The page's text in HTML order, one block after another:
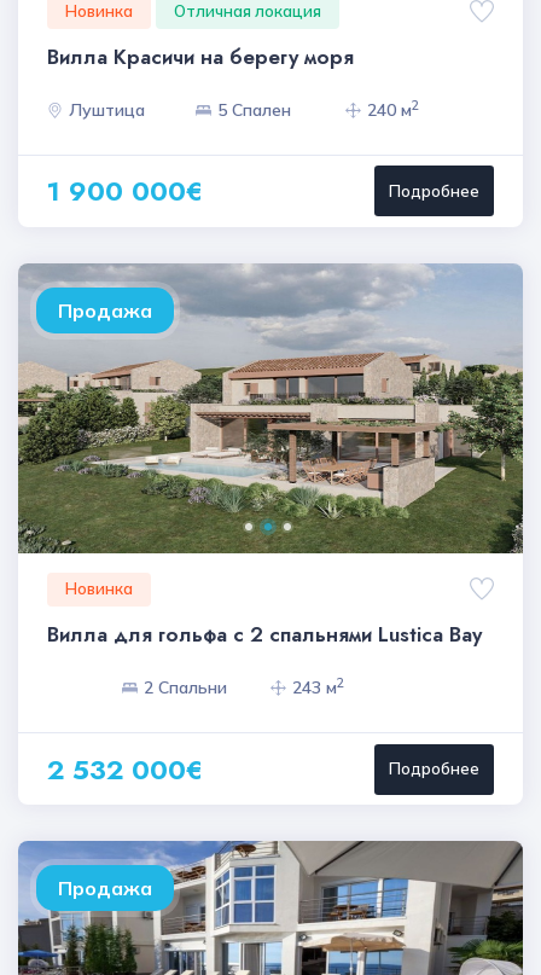
Новинка Отличная локация
Вилла Красичи на берегу моря
Луштица 5 Спален 240 м2
1 900 000€ Подробнее
Продажа
Новинка
Вилла для гольфа с 2 спальнями Lustica Bay
2 Спальни 243 м2
2 532 000€ Подробнее
Продажа